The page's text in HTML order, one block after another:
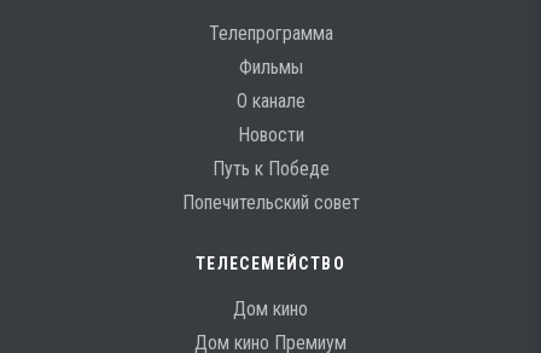
Телепрограмма
Фильмы
О канале
Новости
Путь к Победе
Попечительский совет
ТЕЛЕСЕМЕЙСТВО
Дом кино
Дом кино Премиум